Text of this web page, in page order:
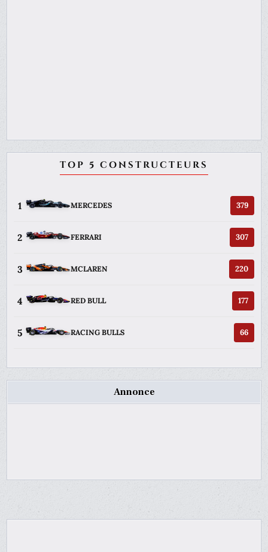
TOP 5 CONSTRUCTEURS
1 MERCEDES 379
2 FERRARI 307
3 MCLAREN 220
4 RED BULL 177
5 RACING BULLS 66
Annonce